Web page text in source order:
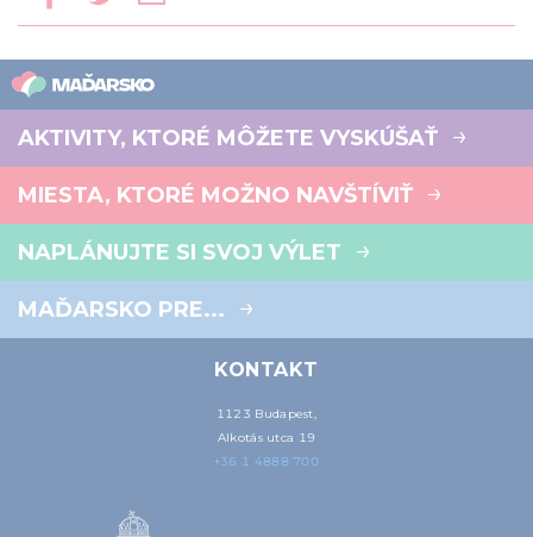
AKTIVITY, KTORÉ MÔŽETE VYSKÚŠAŤ
MIESTA, KTORÉ MOŽNO NAVŠTÍVIŤ
NAPLÁNUJTE SI SVOJ VÝLET
MAĎARSKO PRE...
KONTAKT
1123 Budapest,
Alkotás utca 19
+36 1 4888 700